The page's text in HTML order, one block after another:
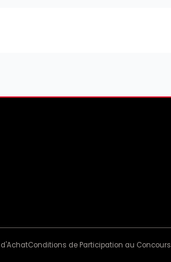
Conditions de Participation au Concours